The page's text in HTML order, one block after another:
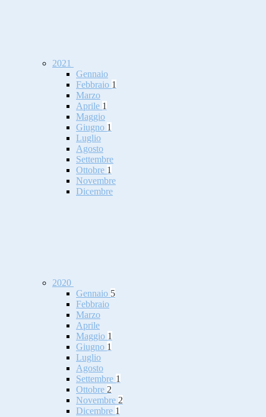
2021
Gennaio
Febbraio 1
Marzo
Aprile 1
Maggio
Giugno 1
Luglio
Agosto
Settembre
Ottobre 1
Novembre
Dicembre
2020
Gennaio 5
Febbraio
Marzo
Aprile
Maggio 1
Giugno 1
Luglio
Agosto
Settembre 1
Ottobre 2
Novembre 2
Dicembre 1